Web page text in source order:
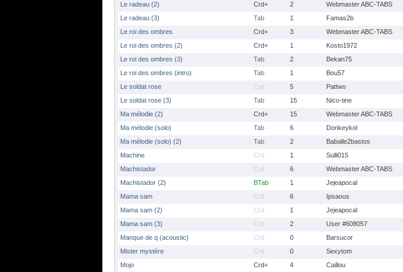
Le radeau (2)
Crd+ 2
Webmaster ABC-TABS
Le radeau (3)
Tab 1
Famas2b
Le roi des ombres
Crd+ 3
Webmaster ABC-TABS
Le roi des ombres (2)
Crd+ 1
Kosto1972
Le roi des ombres (3)
Tab 2
Bekan75
Le roi des ombres (intro)
Tab 1
Bou57
Le soldat rose
Crd 5
Pattwo
Le soldat rose (3)
Tab 15
Nico-tine
Ma mélodie (2)
Crd+ 15
Webmaster ABC-TABS
Ma mélodie (solo)
Tab 6
Donkeykol
Ma mélodie (solo) (2)
Tab 2
Baballe2bastos
Machine
Crd 1
Sulli015
Machistador
Crd 6
Webmaster ABC-TABS
Machistador (2)
BTab 1
Jejeapocal
Mama sam
Crd 6
Ipsaous
Mama sam (2)
Crd 1
Jejeapocal
Mama sam (3)
Crd 2
User #608057
Manque de q (acoustic)
Crd 0
Barsucor
Mister mystère
Crd 0
Sexytom
Mojo
Crd+ 4
Caillou